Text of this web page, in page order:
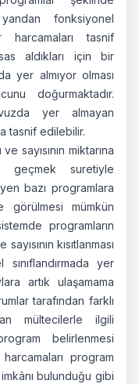
yandan fonksiyonel
harcamaları tasnif
aldıkları için bir
yer almıyor olması
doğurmaktadır.
yer almayan
tasnif edilebilir.
sayısının miktarına
geçmek suretiyle
bazı programlara
görülmesi mümkün
programların
kısıtlanması
yer
artık ulaşamama
tarafından farklı
mültecilerle ilgili
belirlenmesi
program
bulunduğu gibi